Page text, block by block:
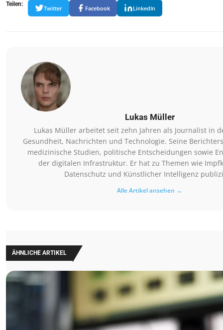
Teilen:
Twitter Facebook LinkedIn
Lukas Müller
Lukas Müller arbeitet seit zehn Jahren als Journalist in
Gesundheit, Nachrichten und Technologie. Seine
medizinische Studien, politische Entscheidungen sowie
der digitalen Infrastruktur. Er hat zu Themen wie
Datenschutz und Künstlicher Intelligenz
Alle Artikel ansehen →
ÄHNLICHE ARTIKEL